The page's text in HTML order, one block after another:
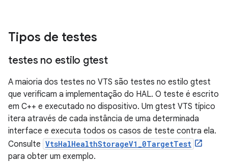
Tipos de testes
testes no estilo gtest
A maioria dos testes no VTS são testes no estilo gtest
que verificam a implementação do HAL. O teste é escrito
em C++ e executado no dispositivo. Um gtest VTS típico
itera através de cada instância de uma determinada
interface e executa todos os casos de teste contra ela.
Consulte VtsHalHealthStorageV1_0TargetTest
para obter um exemplo.